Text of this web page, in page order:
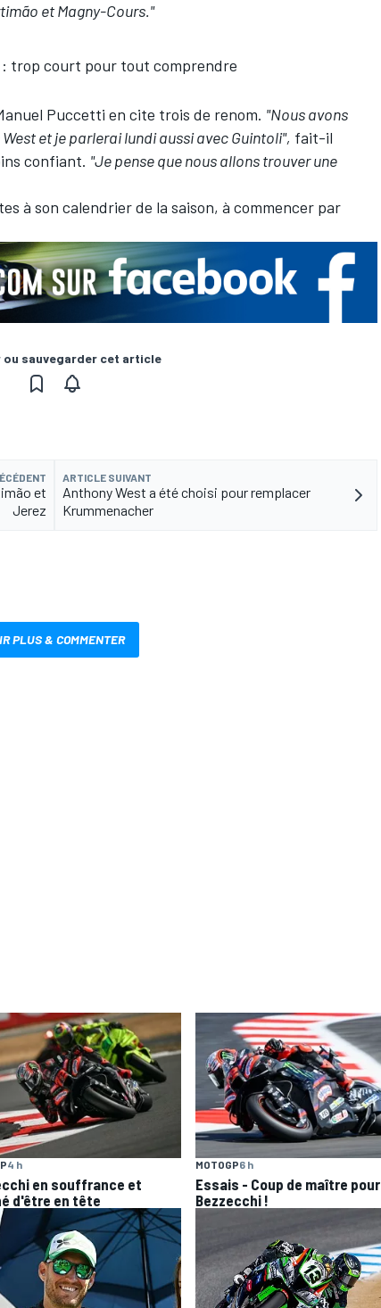
et Magny-Cours."
: trop court pour tout comprendre
Puccetti en cite trois de renom. "Nous avons
et je parlerai lundi aussi avec Guintoli", fait-il
confiant. "Je pense que nous allons trouver une
à son calendrierde la saison, à commencer par
ou sauvegarder cet article
et
Jerez
ARTICLE SUIVANT
Anthony West a été choisi pour remplacer
Krummenacher
PLUS & COMMENTER
4 h
en souffrance et
d'être en tête
MOTOGP6 h
Essais - Coup de maître pour
Bezzecchi !